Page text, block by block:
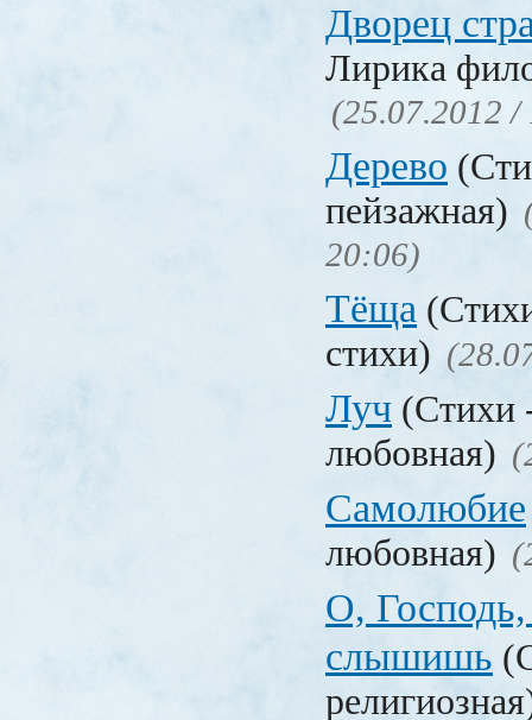
Дворец
Лирика
(25.07.2012 /
Дерево
пейзажная)
20:06)
Тёща
стихи)
Луч (Стихи
любовная)
Самолюбие
любовная)
О,
слышишь